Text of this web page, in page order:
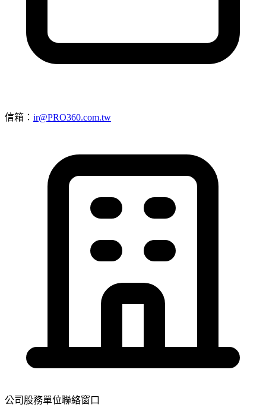
信箱： ir@PRO360.com.tw
公司股務單位聯絡窗口